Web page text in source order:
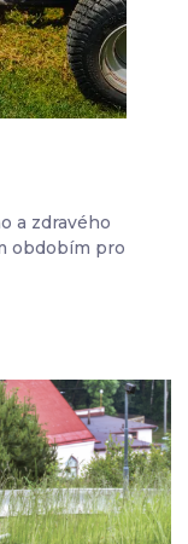
a zdravého
obdobím pro